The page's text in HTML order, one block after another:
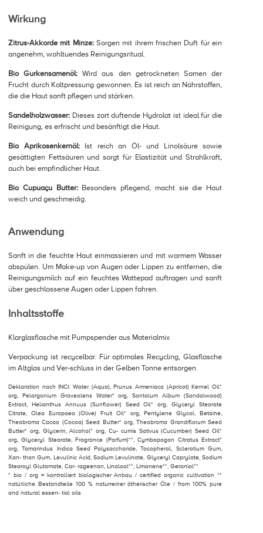
Wirkung
Zitrus-Akkorde mit Minze:Sorgen mit ihrem frischen Duft für ein
angenehm, wohltuendes Reinigungsritual.
Bio Gurkensamenöl: Wird aus den getrockneten Samen der
Frucht durch Kaltpressung gewonnen. Es ist reich an Nährstoffen,
die die Haut sanft pflegen und stärken.
Sandelholzwasser: Dieses zart duftende Hydrolat ist ideal für die
Reinigung, es erfrischt und besänftigt die Haut.
Bio Aprikosenkernöl:Ist reich an Öl- und Linolsäure sowie
gesättigten Fettsäuren und sorgt für Elastizität und Strahlkraft,
auch bei empfindlicher Haut.
Bio Cupuaçu Butter: Besonders pflegend, macht sie die Haut
weich und geschmeidig.
Anwendung
Sanft in die feuchte Haut einmassieren und mit warmem Wasser
abspülen. Um Make-up von Augen oder Lippen zu entfernen, die
Reinigungsmilch auf ein feuchtes Wattepad auftragen und sanft
über geschlossene Augen oder Lippen fahren.
Inhaltsstoffe
Klarglasflasche mit Pumpspender aus Materialmix
Verpackung ist recycelbar. Für optimales Recycling, Glasflasche
im Altglas und Ver-schluss in der Gelben Tonne entsorgen.
Deklaration nach INCI: Water (Aqua), Prunus Armeniaca (Apricot) Kernel Oil*
org, Pelargonium Graveolens Water* org, Santalum Album (Sandalwood)
Extract, Helianthus Annuus (Sunflower) Seed Oil* org, Glyceryl Stearate
Citrate, Olea Europaea (Olive) Fruit Oil* org, Pentylene Glycol, Betaine,
Theobroma Cacao (Cocoa) Seed Butter* org, Theobroma Grandiflorum Seed
Butter* org, Glycerin, Alcohol* org, Cu- cumis Sativus (Cucumber) Seed Oil*
org, Glyceryl Stearate, Fragrance (Parfum)**, Cymbopogon Citratus Extract*
org, Tamarindus Indica Seed Polysaccharide, Tocopherol, Sclerotium Gum,
Xan- than Gum, Levulinic Acid, Sodium Levulinate, Glyceryl Caprylate, Sodium
Stearoyl Glutamate, Car- rageenan, Linalool**, Limonene**, Geraniol**
* bio / org = kontrolliert biologischer Anbau / certified organic cultivation **
natürliche Bestandteile 100 % naturreiner ätherischer Öle / from 100% pure
and natural essen- tial oils